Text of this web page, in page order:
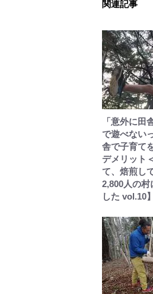
関連記事
「意外に田
で遊べない
舎で子育て
デメリット
て、焙煎し
2,800人の村
した vol.10】